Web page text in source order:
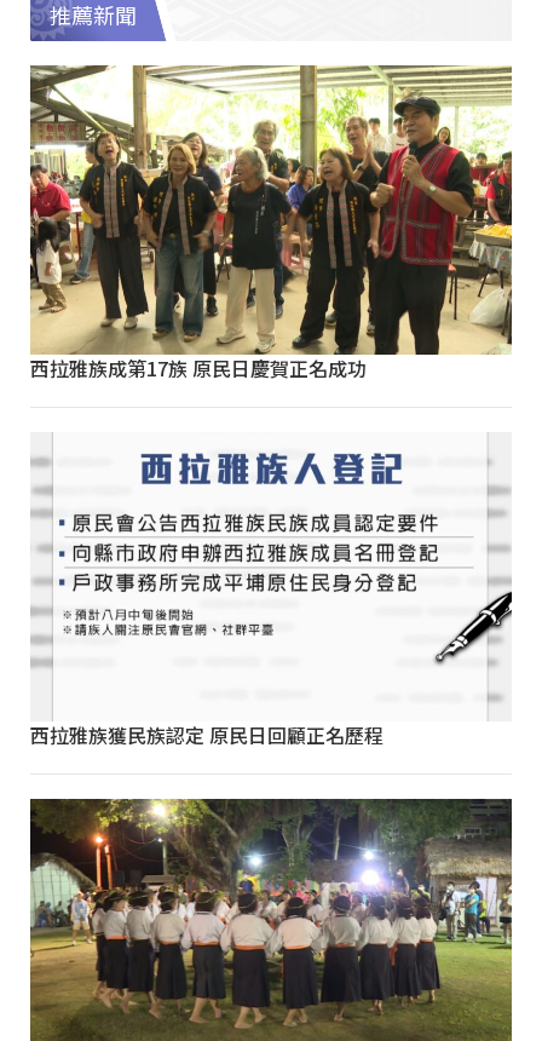
推薦新聞
西拉雅族成第17族 原民日慶賀正名成功
西拉雅族獲民族認定 原民日回顧正名歷程